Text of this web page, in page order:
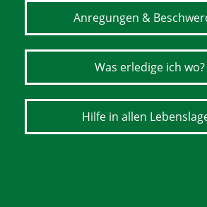
Anregungen &
Was erledige ich wo?
Hilfe in allen